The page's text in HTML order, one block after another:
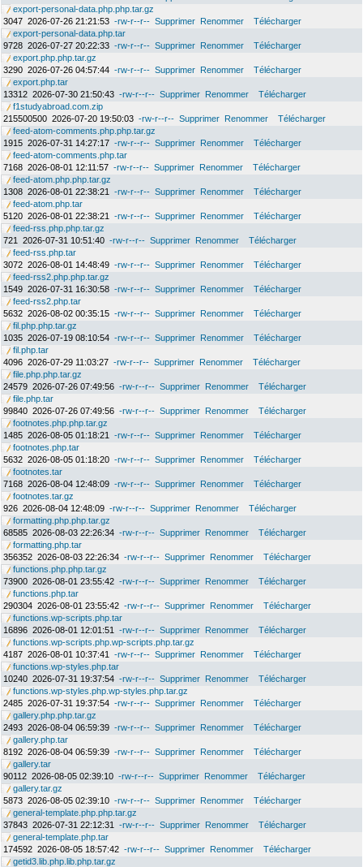
export-personal-data.php.php.tar.gz
3047 2026-07-26 21:21:53 -rw-r--r-- Supprimer Renommer
Télécharger
export-personal-data.php.tar
9728 2026-07-27 20:22:33 -rw-r--r-- Supprimer Renommer
Télécharger
export.php.php.tar.gz
3290 2026-07-26 04:57:44 -rw-r--r-- Supprimer Renommer
Télécharger
export.php.tar
13312 2026-07-30 21:50:43 -rw-r--r-- Supprimer Renommer
Télécharger
f1studyabroad.com.zip
215500500 2026-07-20 19:50:03 -rw-r--r-- Supprimer Renommer
Télécharger
feed-atom-comments.php.php.tar.gz
1915 2026-07-31 14:27:17 -rw-r--r-- Supprimer Renommer
Télécharger
feed-atom-comments.php.tar
7168 2026-08-01 12:11:57 -rw-r--r-- Supprimer Renommer
Télécharger
feed-atom.php.php.tar.gz
1308 2026-08-01 22:38:21 -rw-r--r-- Supprimer Renommer
Télécharger
feed-atom.php.tar
5120 2026-08-01 22:38:21 -rw-r--r-- Supprimer Renommer
Télécharger
feed-rss.php.php.tar.gz
721
2026-07-31 10:51:40 -rw-r--r-- Supprimer Renommer
Télécharger
feed-rss.php.tar
3072 2026-08-01 14:48:49 -rw-r--r-- Supprimer Renommer
Télécharger
feed-rss2.php.php.tar.gz
1549 2026-07-31 16:30:58 -rw-r--r-- Supprimer Renommer
Télécharger
feed-rss2.php.tar
5632 2026-08-02 00:35:15 -rw-r--r-- Supprimer Renommer
Télécharger
fil.php.php.tar.gz
1035 2026-07-19 08:10:54 -rw-r--r-- Supprimer Renommer
Télécharger
fil.php.tar
4096 2026-07-29 11:03:27 -rw-r--r-- Supprimer Renommer
Télécharger
file.php.php.tar.gz
24579 2026-07-26 07:49:56 -rw-r--r-- Supprimer Renommer
Télécharger
file.php.tar
99840 2026-07-26 07:49:56 -rw-r--r-- Supprimer Renommer
Télécharger
footnotes.php.php.tar.gz
1485 2026-08-05 01:18:21 -rw-r--r-- Supprimer Renommer
Télécharger
footnotes.php.tar
5632 2026-08-05 01:18:20 -rw-r--r-- Supprimer Renommer
Télécharger
footnotes.tar
7168 2026-08-04 12:48:09 -rw-r--r-- Supprimer Renommer
Télécharger
footnotes.tar.gz
926 2026-08-04 12:48:09 -rw-r--r-- Supprimer Renommer
Télécharger
formatting.php.php.tar.gz
68585 2026-08-03 22:26:34 -rw-r--r-- Supprimer Renommer
Télécharger
formatting.php.tar
356352 2026-08-03 22:26:34 -rw-r--r-- Supprimer Renommer
Télécharger
functions.php.php.tar.gz
73900 2026-08-01 23:55:42 -rw-r--r-- Supprimer Renommer
Télécharger
functions.php.tar
290304 2026-08-01 23:55:42 -rw-r--r-- Supprimer Renommer
Télécharger
functions.wp-scripts.php.tar
16896 2026-08-01 12:01:51 -rw-r--r-- Supprimer Renommer
Télécharger
functions.wp-scripts.php.wp-scripts.php.tar.gz
4187 2026-08-01 10:37:41 -rw-r--r-- Supprimer Renommer
Télécharger
functions.wp-styles.php.tar
10240 2026-07-31 19:37:54 -rw-r--r-- Supprimer Renommer
Télécharger
functions.wp-styles.php.wp-styles.php.tar.gz
2485 2026-07-31 19:37:54 -rw-r--r-- Supprimer Renommer
Télécharger
gallery.php.php.tar.gz
2493 2026-08-04 06:59:39 -rw-r--r-- Supprimer Renommer
Télécharger
gallery.php.tar
8192 2026-08-04 06:59:39 -rw-r--r-- Supprimer Renommer
Télécharger
gallery.tar
90112 2026-08-05 02:39:10 -rw-r--r-- Supprimer Renommer
Télécharger
gallery.tar.gz
5873 2026-08-05 02:39:10 -rw-r--r-- Supprimer Renommer
Télécharger
general-template.php.php.tar.gz
37843 2026-07-31 22:12:31 -rw-r--r-- Supprimer Renommer
Télécharger
general-template.php.tar
174592 2026-08-05 18:57:42 -rw-r--r-- Supprimer Renommer
Télécharger
getid3.lib.php.lib.php.tar.gz